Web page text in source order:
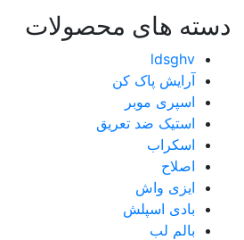
دسته های محصولات
ldsghv
آرایش پاک کن
اسپری موبر
استیک ضد تعریق
اسکراب
اصلاح
ایزی واش
بادی اسپلش
بالم لب